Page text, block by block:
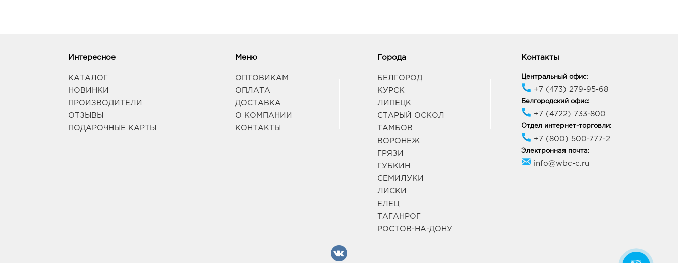
Интересное
КАТАЛОГ
НОВИНКИ
ПРОИЗВОДИТЕЛИ
ОТЗЫВЫ
ПОДАРОЧНЫЕ КАРТЫ
Меню
ОПТОВИКАМ
ОПЛАТА
ДОСТАВКА
О КОМПАНИИ
КОНТАКТЫ
Города
БЕЛГОРОД
КУРСК
ЛИПЕЦК
СТАРЫЙ ОСКОЛ
ТАМБОВ
ВОРОНЕЖ
ГРЯЗИ
ГУБКИН
СЕМИЛУКИ
ЛИСКИ
ЕЛЕЦ
ТАГАНРОГ
РОСТОВ-НА-ДОНУ
Контакты
Центральный офис:
+7 (473) 279-95-68
Белгородский офис:
+7 (4722) 733-800
Отдел интернет-торговли:
+7 (800) 500-777-2
Электронная почта:
info@wbc-c.ru